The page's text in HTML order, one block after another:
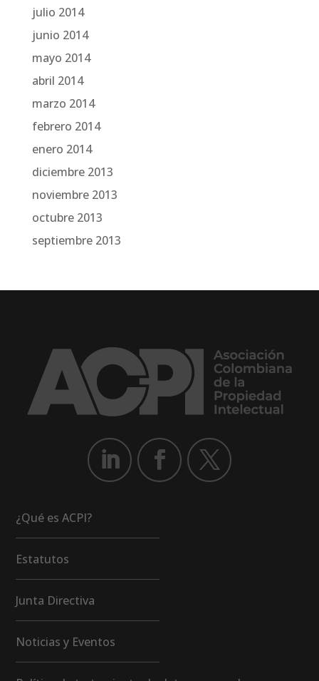
julio 2014
junio 2014
mayo 2014
abril 2014
marzo 2014
febrero 2014
enero 2014
diciembre 2013
noviembre 2013
octubre 2013
septiembre 2013
¿Qué es ACPI?
Estatutos
Junta Directiva
Noticias y Eventos